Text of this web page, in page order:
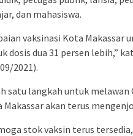
dan mahasiswa.
vaksinasi Kota Makassar
dosis dua 31 persen lebih,”
2021).
satu langkah untuk
Makassar akan terus
stok vaksin terus